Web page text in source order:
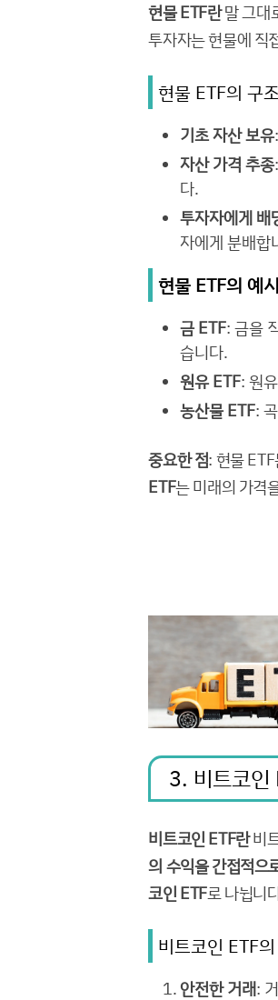
현물 ETF란말 그대
투자자는 현물에 직
현물 ETF의 구조
기초 자산 보유
자산 가격 추종
다.
투자자에게 배
자에게 분배합
현물 ETF의 예시
금 ETF: 금을
습니다.
원유 ETF: 원
농산물 ETF:
중요한 점: 현물
ETF는 미래의 가격
3. 비트코인
비트코인 ETF란비
의 수익을 간접적으
코인 ETF로 나뉩니
비트코인 ETF
안전한 거래: